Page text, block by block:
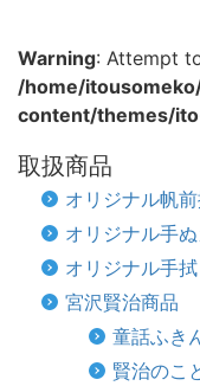
Warning: Attempt
/home/
content/themes/
取扱商品
オリジナル帆
オリジナル手
オリジナル手拭
宮沢賢治商品
童話ふき
賢治のこ